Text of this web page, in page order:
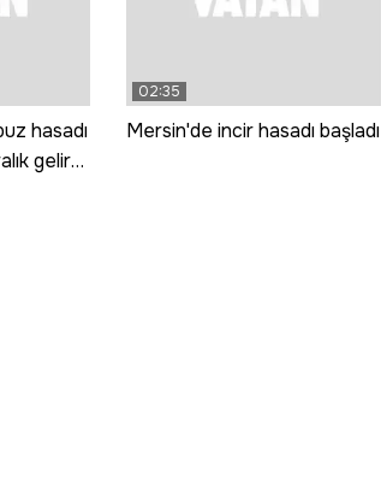
hasadı
gelir
02:35
Mersin'de incir hasadı başladı